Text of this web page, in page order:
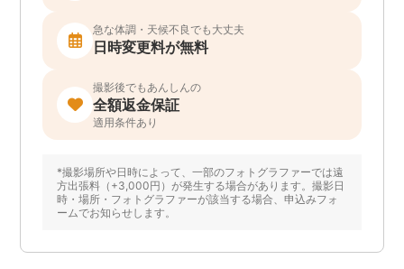
急な体調・天候不良でも大丈夫
日時変更料が無料
撮影後でもあんしんの
全額返金保証
適用条件あり
*撮影場所や日時によって、一部のフォトグラファーでは遠
方出張料（+3,000円）が発生する場合があります。撮影日
時・場所・フォトグラファーが該当する場合、申込みフォ
ームでお知らせします。